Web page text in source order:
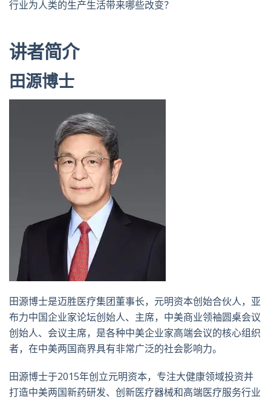
行业为人类的生产生活带来哪些改变？
讲者简介
田源博士
田源博士是迈胜医疗集团董事长，元明资本创始合伙人，亚
布力中国企业家论坛创始人、主席，中美商业领袖圆桌会议
创始人、会议主席，是各种中美企业家高端会议的核心组织
者，在中美两国商界具有非常广泛的社会影响力。
田源博士于2015年创立元明资本，专注大健康领域投资并
打造中美两国新药研发、创新医疗器械和高端医疗服务行业